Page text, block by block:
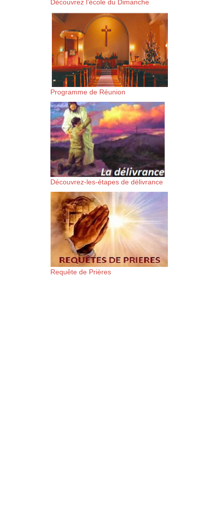
suis-sans-rien-a-
content/uploads/
Découvrez l’école du Dimanche
Programme de Réunion
Découvrez-les-étapes de délivrance
Requête de Prières